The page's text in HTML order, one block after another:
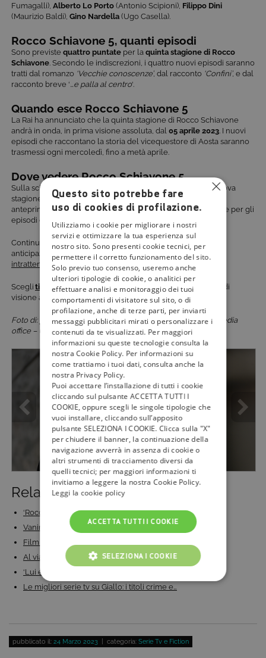
Fumagalli), Alberto Lo Porto (Antonio Scipioni), Filippo Dini
(Maurizio Baldi), Gino Nardella (Ugo Casella).
Rocco Schiavone 5, quanti episodi
Sono previste quattro puntate per la quinta stagione di Rocco
Schiavone . Secondo le indiscrezioni, i quattro nuovi episodi saranno
tratti dal romanzo ‘Vecchie conoscenze’, dal racconto ‘Confini’, e dal
racconto breve ‘…e palla al centro‘.
Quando esce Rocco Schiavone 5
La Rai ha annunciato che la quinta stagione di Rocco Schiavone
andrà in onda, in prima visione assoluta, dal 05 aprile 2023 . I nuovi
episodi che raccontano la storia del vicequestore di Aosta saranno
trasmessi ogni mercoledì, fino a metà aprile.
Dove vedere Rocco Schiavone 5
Sulla scia del grande successo di Mare Fuori 3
, anche la nuova
stagione di Rocco Schiavone sarà disponibile su RaiPlay in
anteprima dal 27 marzo 2023. La visione in prime time, anche per gli
episodi della quinta stagione, sarà affidata a
Continua a seguire tivù la guida
per scoprire curiosità e
anticipazioni sulle
nuove fiction e i migliori
programmi di
intrattenimento
della televisione italiana.
​​Scegli tivùsatsempre , gratis, per garantirti un’ottima qualità di
visione audio e video in 4K e in HD.
Foto di: per gentile concessione Comunicazione Press & media
office – Ufficio Stampa Rai.
Related Posts:
‘Rocco Schiavone’: arriva su Rai 2 la quarta…
Vanina - Un vicequestore a Catania: trama, cast e…
Film di Natale 2023: i più bei film di Natale da…
Al via su Rai1 l’appuntamento con Le indagini di…
‘Lui è peggio di me’: arriva in tv il nuovo show di…
Le migliori serie tv su Giallo: i titoli crime e…
pubblicato il: 24 Marzo 2023 | categoria: Serie Tv e Fiction
Questo sito potrebbe fare
uso di cookies di profilazione.
Utilizziamo i cookie per migliorare i nostri
servizi e ottimizzare la tua esperienza sul
nostro sito. Sono presenti cookie tecnici, per
permettere il corretto funzionamento del sito.
Solo previo tuo consenso, useremo anche
ulteriori tipologie di cookie, o analitici per
effettuare analisi e monitoraggio dei tuoi
comportamenti di visitatore sul sito, o di
profilazione, anche di terze parti, per inviarti
messaggi pubblicitari mirati o personalizzare i
contenuti da te visualizzati. Per maggiori
informazioni su queste tecnologie consulta la
nostra Cookie Policy. Per informazioni su
come trattiamo i tuoi dati, consulta anche la
nostra Privacy Policy.
Puoi accettare l’installazione di tutti i cookie
cliccando sul pulsante ACCETTA TUTTI I
COOKIE, oppure scegli le singole tipologie che
vuoi installare, cliccando sull’apposito
pulsante SELEZIONA I COOKIE. Clicca sulla "X"
per chiudere il banner, la continuazione della
navigazione avverrà in assenza di cookie o
altri strumenti di tracciamento diversi da
quelli tecnici; per maggiori informazioni ti
invitiamo a leggere la nostra Cookie Policy.
Leggi la cookie policy
ACCETTA TUTTI I COOKIE
SELEZIONA I COOKIE
COOKIE TECNICI